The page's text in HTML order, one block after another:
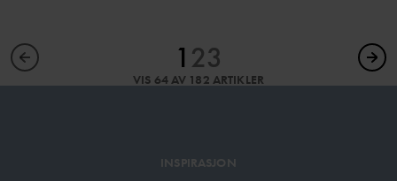
1 23
VIS 64 AV 182 ARTIKLER
INSPIRASJON